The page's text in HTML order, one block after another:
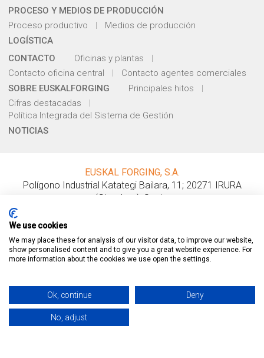
PROCESO Y MEDIOS DE PRODUCCIÓN
Proceso productivo
Medios de producción
LOGÍSTICA
CONTACTO
Oficinas y plantas
Contacto oficina central
Contacto agentes comerciales
SOBRE EUSKALFORGING
Principales hitos
Cifras destacadas
Política Integrada del Sistema de Gestión
NOTICIAS
EUSKAL FORGING, S.A.
Polígono Industrial Katategi Bailara, 11 ; 20271 IRURA
(Gipuzkoa ); Spain
Condiciones generales de venta
Aviso legal
Política de privacidad
Política de cookies
SÍGUENOS EN
We use cookies
We may place these for analysis of our visitor data, to improve our website,
show personalised content and to give you a great website experience. For
more information about the cookies we use open the settings.
Ok, continue Deny
No, adjust